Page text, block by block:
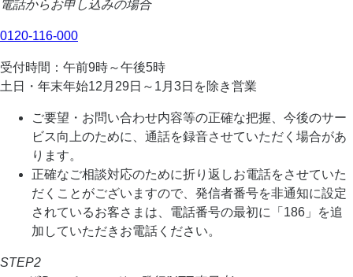
電話からお申し込みの場合
0120-116-000
受付時間：午前9時～午後5時
土日・年末年始12月29日～1月3日を除き営業
ご要望・お問い合わせ内容等の正確な把握、今後のサー
ビス向上のために、通話を録音させていただく場合があ
ります。
正確なご相談対応のために折り返しお電話をさせていた
だくことがございますので、発信者番号を非通知に設定
されているお客さまは、電話番号の最初に「186」を追
加していただきお電話ください。
STEP2